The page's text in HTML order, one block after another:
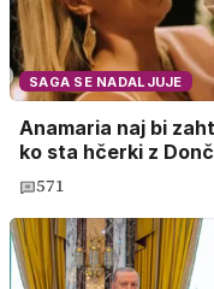
SAGA SE NADALJUJE
Anamaria naj bi
ko sta hčerki z
571